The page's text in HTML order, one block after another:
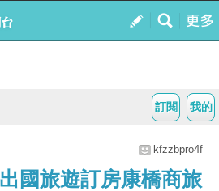
我的
訂閱
kfzzbpro4f
國旅遊訂房康橋商旅